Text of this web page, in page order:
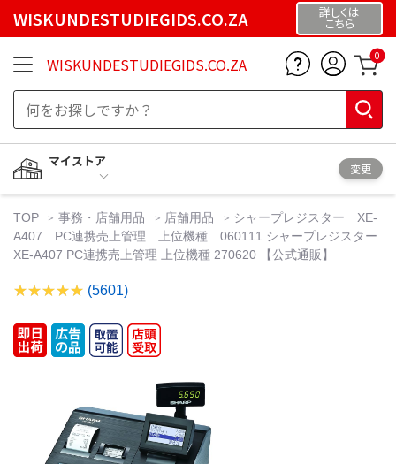
WISKUNDESTUDIEGIDS.CO.ZA 詳しくは
こちら
WISKUNDESTUDIEGIDS.CO.ZA 0
マイストア
変更
TOP 事務・店舗用品 店舗用品
シャープレジスター XE-
A407 PC連携売上管理 上位機種 060111 シャープレジスター
XE-A407 PC連携売上管理 上位機種 270620 【公式通販】
(5601)